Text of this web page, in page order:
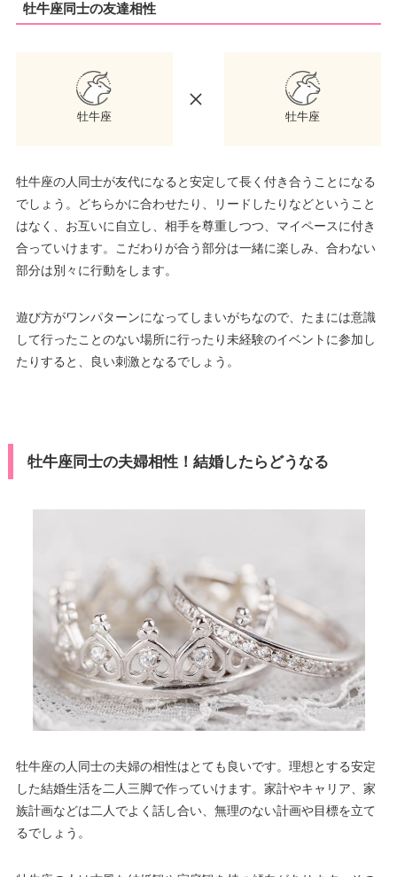
牡牛座同士の友達相性
牡牛座 牡牛座
牡牛座の人同士が友代になると安定して長く付き合うことになる
でしょう。どちらかに合わせたり、リードしたりなどということ
はなく、お互いに自立し、相手を尊重しつつ、マイペースに付き
合っていけます。こだわりが合う部分は一緒に楽しみ、合わない
部分は別々に行動をします。
遊び方がワンパターンになってしまいがちなので、たまには意識
して行ったことのない場所に行ったり未経験のイベントに参加し
たりすると、良い刺激となるでしょう。
牡牛座同士の夫婦相性！結婚したらどうなる
牡牛座の人同士の夫婦の相性はとても良いです。理想とする安定
した結婚生活を二人三脚で作っていけます。家計やキャリア、家
族計画などは二人でよく話し合い、無理のない計画や目標を立て
るでしょう。